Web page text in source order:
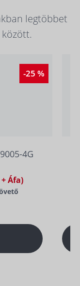
legtöbbet
-25 %
4G
Áfa)